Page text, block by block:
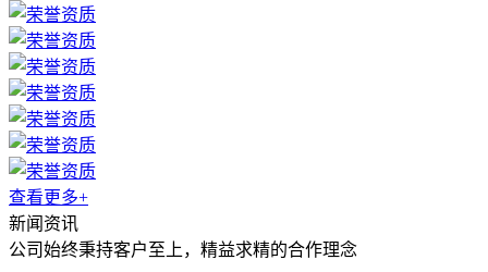
查看更多+
新闻资讯
公司始终秉持客户至上，精益求精的合作理念